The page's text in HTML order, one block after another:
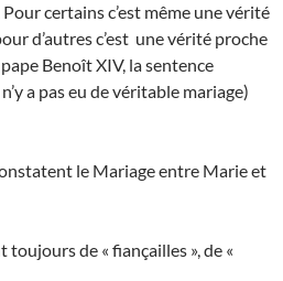
certains c’est même une vérité
d’autres c’est une vérité proche
Benoît XIV, la sentence
a pas eu de véritable mariage)
le Mariage entre Marie et
de « fiançailles », de «